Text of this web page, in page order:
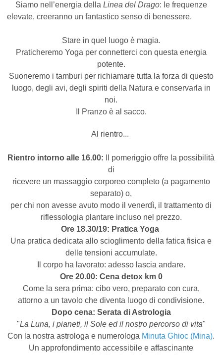
Siamo nell’energia della Linea del Drago: le frequenze
elevate, creeranno un fantastico senso di benessere.
Stare in quel luogo è magia.
Praticheremo Yoga per connetterci con questa energia
potente.
Suoneremo i tamburi per richiamare tutta la forza di questo
luogo, degli avi, degli spiriti della Natura e conservarla in
noi.
Il Pranzo è al sacco.
Al rientro...
Rientro intorno alle 16.00: Il pomeriggio offre la possibilità
di
ricevere un massaggio corporeo completo (a pagamento
separato) o,
per chi non avesse avuto modo il venerdì, il trattamento di
riflessologia plantare incluso nel prezzo.
Ore 18.30/19: Pratica Yoga
Una pratica dedicata allo scioglimento della fatica fisica e
delle tensioni accumulate.
Il corpo ha lavorato: adesso lascia andare.
Ore 20.00: Cena detox km 0
Come la sera prima: cibo vero, preparato con cura,
attorno a un tavolo che diventa luogo di condivisione.
Dopo cena: Serata di Astrologia
"La Luna, i pianeti, il Sole ed il nostro percorso di vita"
Con la nostra astrologa e numerologa Minuta Ghioc (Mina).
Un approfondimento accessibile e affascinante